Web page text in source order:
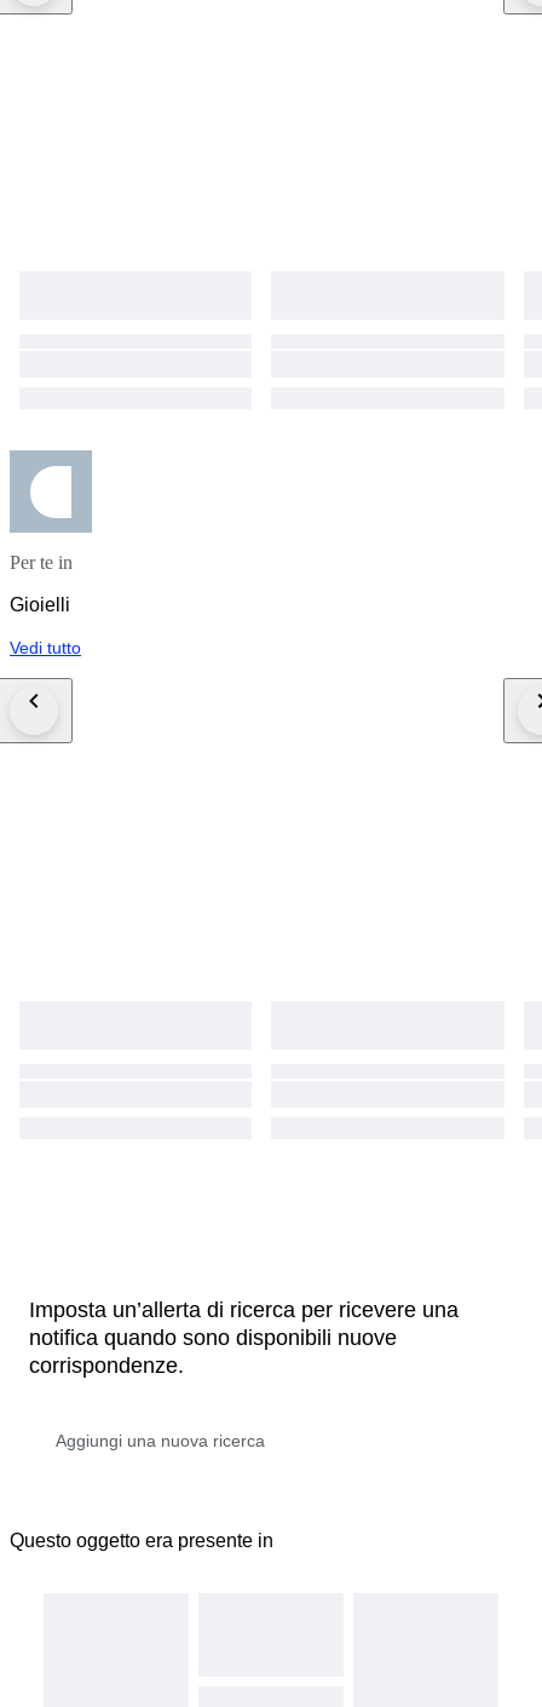
Per te in
Gioielli
Vedi tutto
Imposta un’allerta di ricerca per ricevere una
notifica quando sono disponibili nuove
corrispondenze.
Questo oggetto era presente in